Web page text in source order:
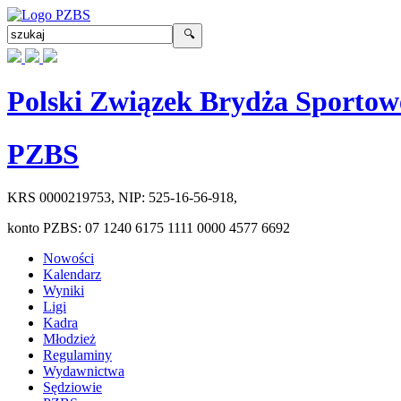
Polski Związek Brydża
PZBS
KRS 0000219753, NIP: 525-16-56-918,
konto PZBS: 07 1240 6175 1111 0000 4577 6692
Nowości
Kalendarz
Wyniki
Ligi
Kadra
Młodzież
Regulaminy
Wydawnictwa
Sędziowie